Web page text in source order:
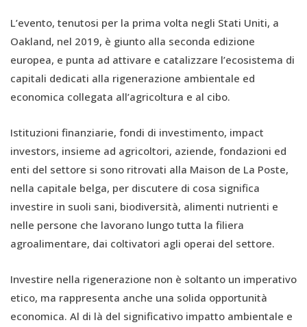
L’evento, tenutosi per la prima volta negli Stati Uniti, a
Oakland, nel 2019, è giunto alla seconda edizione
europea, e punta ad attivare e catalizzare l’ecosistema di
capitali dedicati alla rigenerazione ambientale ed
economica collegata all’agricoltura e al cibo.
Istituzioni finanziarie, fondi di investimento, impact
investors, insieme ad agricoltori, aziende, fondazioni ed
enti del settore si sono ritrovati alla Maison de La Poste,
nella capitale belga, per discutere di cosa significa
investire in suoli sani, biodiversità, alimenti nutrienti e
nelle persone che lavorano lungo tutta la filiera
agroalimentare, dai coltivatori agli operai del settore.
Investire nella rigenerazione non è soltanto un imperativo
etico, ma rappresenta anche una solida opportunità
economica. Al di là del significativo impatto ambientale e